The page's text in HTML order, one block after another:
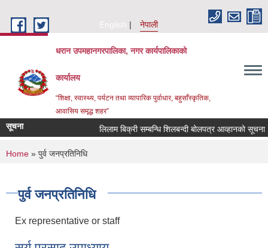
English
नेपाली
धरान उपमहानगरपालिका, नगर कार्यपालिकाको
कार्यालय
“शिक्षा, स्वास्थ्य, पर्यटन तथा व्यापारिक पुर्वाधार, बहुसाँस्कृतिक,
आवासिय समृद्ध शहर”
सूचना लिलाम बिक्री सम्बन्धि शिलबन्दी बोलपत्र आव्हानको सूचना।
You are here
Home » पुर्व जनप्रतिनिधि
पुर्व जनप्रतिनिधि
Ex representative or staff